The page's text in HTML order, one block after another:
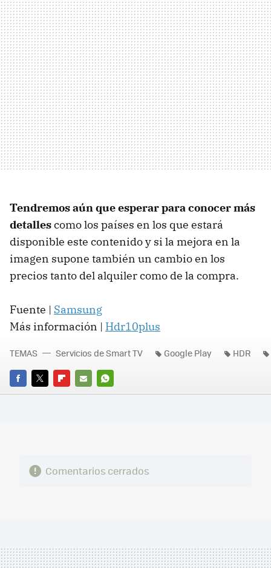
Tendremos aún que esperar para conocer más
detallescomo los países en los que estará
disponible este contenido y si la mejora en la
imagen supone también un cambio en los
precios tanto del alquiler como de la compra.
Fuente | Samsung
Más información | Hdr10plus
FACEBOOK
TWITTERFLIPBOARD
E-
WHATSAPP
TEMAS Servicios de Smart TV Google Play HDR
Comentarios cerrados